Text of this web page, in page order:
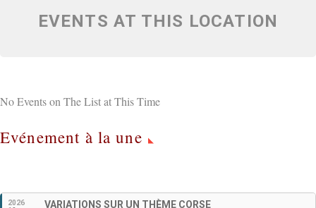
EVENTS AT THIS LOCATION
No Events on The List at This Time
Evénement à la une
2026
VARIATIONS SUR UN THÈME CORSE